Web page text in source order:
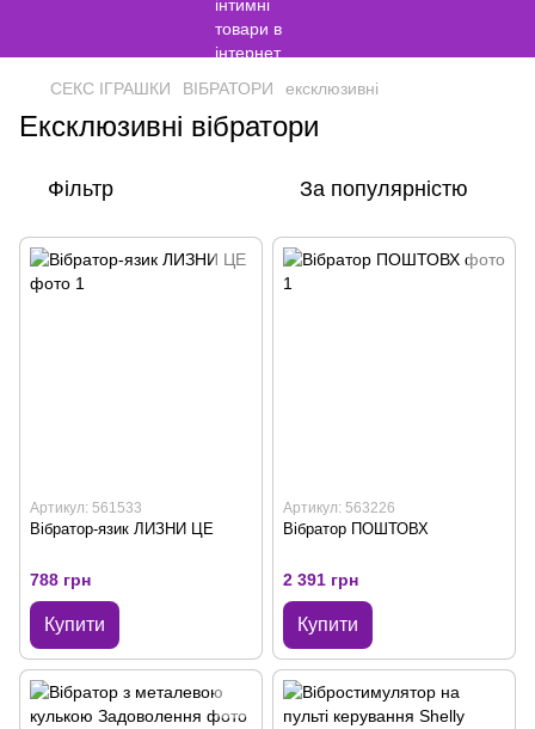
СЕКС ІГРАШКИ ВІБРАТОРИ ексклюзивні
Ексклюзивні вібратори
Фільтр За популярністю
Артикул: 561533
Вібратор-язик ЛИЗНИ ЦЕ
788 грн
Купити
Артикул: 563226
Вібратор ПОШТОВХ
2 391 грн
Купити